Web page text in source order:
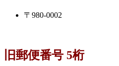
〒980-0002
旧郵便番号 5桁